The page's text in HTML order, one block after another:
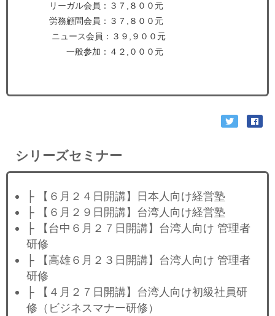
リーガル会員：３７,８００元
労務顧問会員：３７,８００元
ニュース会員：３９,９００元
一般参加：４２,０００元
シリーズセミナー
├ 【６月２４日開講】日本人向け経営塾
├ 【６月２９日開講】台湾人向け経営塾
├ 【台中６月２７日開講】台湾人向け 管理者
研修
├ 【高雄６月２３日開講】台湾人向け 管理者
研修
├ 【４月２７日開講】台湾人向け初級社員研
修（ビジネスマナー研修）